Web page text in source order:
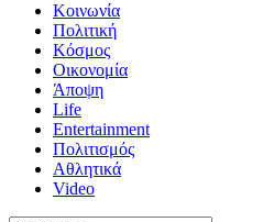
Κοινωνία
Πολιτική
Κόσμος
Οικονομία
Άποψη
Life
Entertainment
Πολιτισμός
Αθλητικά
Video